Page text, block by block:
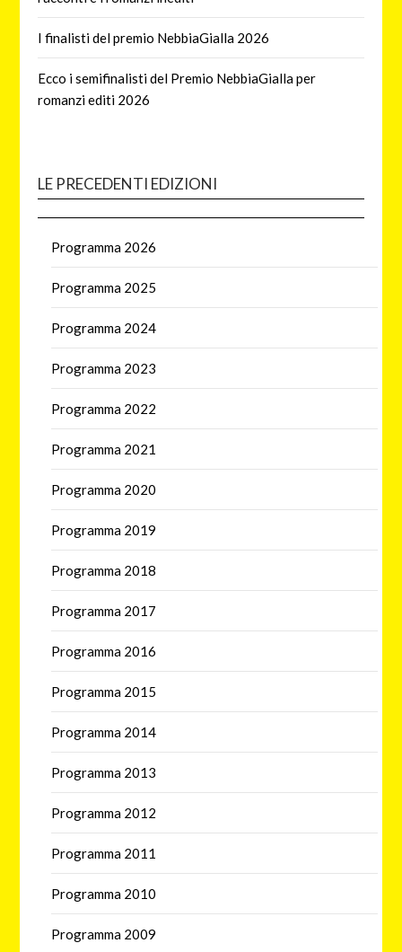
I finalisti del premio NebbiaGialla 2026
Ecco i semifinalisti del Premio NebbiaGialla per
romanzi editi 2026
LE PRECEDENTI EDIZIONI
Programma 2026
Programma 2025
Programma 2024
Programma 2023
Programma 2022
Programma 2021
Programma 2020
Programma 2019
Programma 2018
Programma 2017
Programma 2016
Programma 2015
Programma 2014
Programma 2013
Programma 2012
Programma 2011
Programma 2010
Programma 2009